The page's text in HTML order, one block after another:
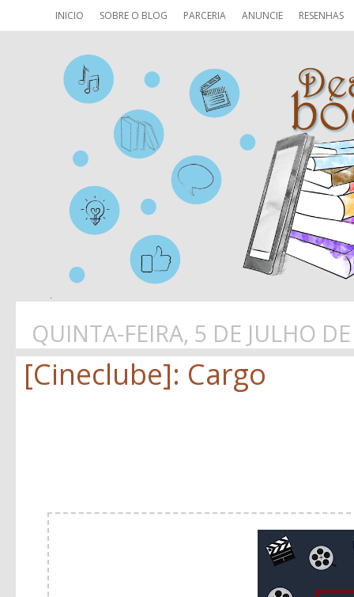
INICIO SOBRE O BLOG PARCERIA ANUNCIE RESENHAS
QUINTA-FEIRA, 5 DE JULHO
[Cineclube]: Cargo